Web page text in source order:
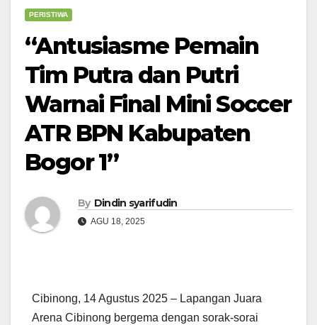
PERISTIWA
“Antusiasme Pemain
Tim Putra dan Putri
Warnai Final Mini Soccer
ATR BPN Kabupaten
Bogor 1”
By Dindin syarifudin
AGU 18, 2025
Cibinong, 14 Agustus 2025 – Lapangan Juara
Arena Cibinong bergema dengan sorak-sorai